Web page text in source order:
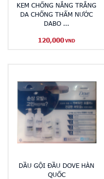
KEM CHỐNG NẮNG TRẮNG
DA CHỐNG THẤM NƯỚC
DABO ...
120,000 VND
DẦU GỘI ĐẦU DOVE HÀN
QUỐC